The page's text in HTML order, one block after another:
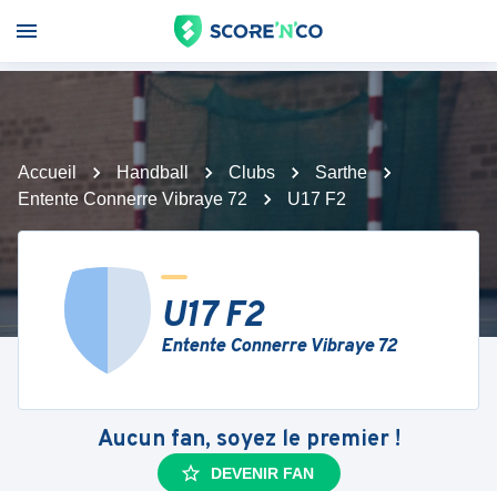
Accueil Handball Clubs
Sarthe
Entente Connerre Vibraye 72
U17 F2
U17 F2
Entente Connerre Vibraye 72
Aucun fan, soyez le premier !
DEVENIR FAN